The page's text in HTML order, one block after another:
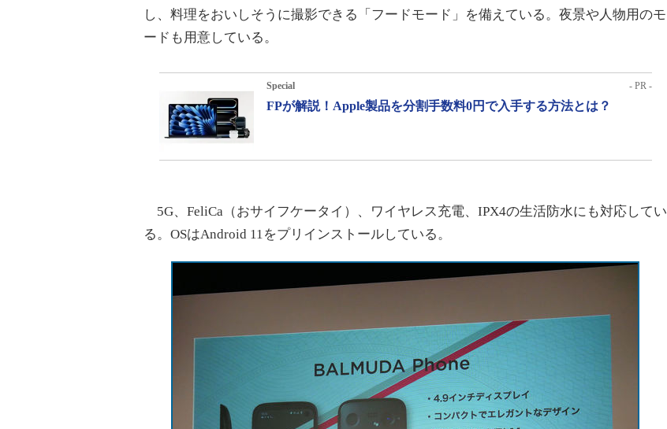
し、料理をおいしそうに撮影できる「フードモード」を備えている。夜景や人物用のモ
ードも用意している。
Special - PR -
FPが解説！Apple製品を分割手数料0円で入手する方法とは？
5G、FeliCa（おサイフケータイ）、ワイヤレス充電、IPX4の生活防水にも対応してい
る。OSはAndroid 11をプリインストールしている。